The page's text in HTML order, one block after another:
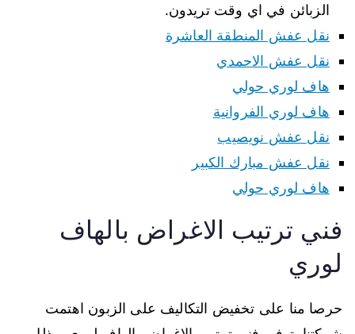
الزبائن في اي وقت تريدون.
نقل عفش المنطقة العاشرة
نقل عفش الاحمدي
هاف لوري حولي
هاف لوري الفروانية
نقل عفش نويصيب
نقل عفش مبارك الكبير
هاف لوري حولي
فني ترتيب الاغراض بالهاف
لوري
حرصا منا على تخفيض التكاليف على الزبون اهتمت